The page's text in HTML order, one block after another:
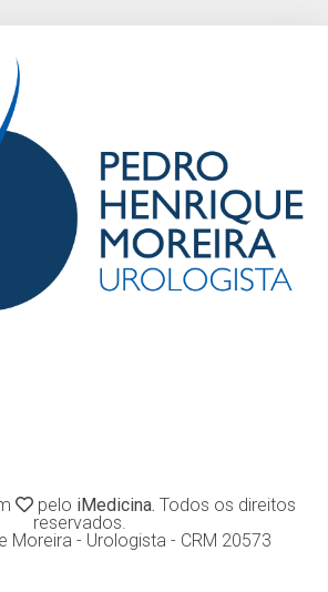
pelo iMedicina. Todos os direitos
reservados.
Moreira - Urologista - CRM 20573